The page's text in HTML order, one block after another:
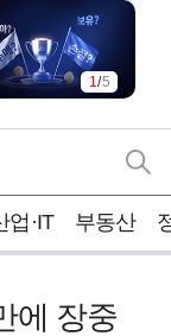
1/5
업·IT 부동산
에 장중